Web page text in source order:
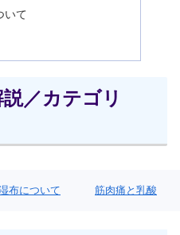
いて
／カテゴリ
布について 筋肉痛と乳酸